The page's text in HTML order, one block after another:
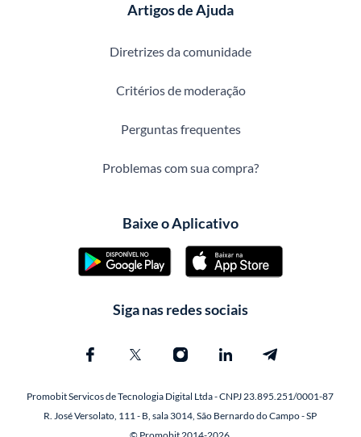
Artigos de Ajuda
Diretrizes da comunidade
Critérios de moderação
Perguntas frequentes
Problemas com sua compra?
Baixe o Aplicativo
Siga nas redes sociais
Promobit Servicos de Tecnologia Digital Ltda - CNPJ 23.895.251/0001-87
R. José Versolato, 111 - B, sala 3014, São Bernardo do Campo - SP